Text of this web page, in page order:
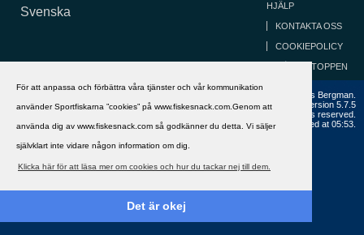
För att anpassa och förbättra våra tjänster och vår kommunikation
använder Sportfiskarna ”cookies” på www.fiskesnack.com.Genom att
använda dig av www.fiskesnack.com så godkänner du detta. Vi säljer
självklart inte vidare någon information om dig.
Klicka här för att läsa mer om cookies och hur du tackar nej till dem.
Det är okej
Svenska HJÄLP
KONTAKTA OSS
COOKIEPOLICY
GÅ TILL TOPPEN
Copyright ©2002 - 2021, FiskeSnack.com. Grundad 2002 av Anders Bergman.
Powered byvBulletin®
Version 5.7.5
Copyright © 2026 MH Sub I, LLC dba vBulletin. All rights reserved.
All times are GMT+1. This page was generated at 05:53.